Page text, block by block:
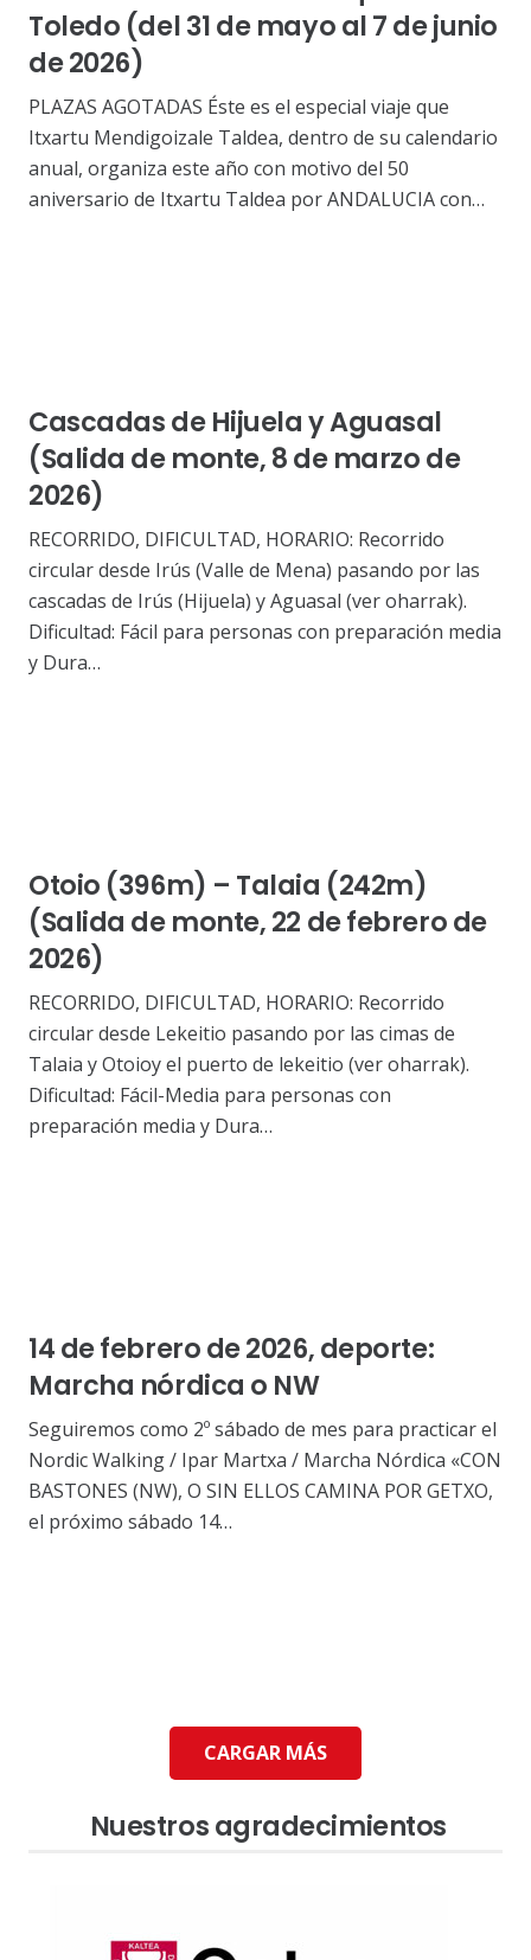
Toledo (del 31 de mayo al 7 de junio
de 2026)
PLAZAS AGOTADAS Éste es el especial viaje que
Itxartu Mendigoizale Taldea, dentro de su calendario
anual, organiza este año con motivo del 50
aniversario de Itxartu Taldea por ANDALUCIA con…
Cascadas de Hijuela y Aguasal
(Salida de monte, 8 de marzo de
2026)
RECORRIDO, DIFICULTAD, HORARIO: Recorrido
circular desde Irús (Valle de Mena) pasando por las
cascadas de Irús (Hijuela) y Aguasal (ver oharrak).
Dificultad: Fácil para personas con preparación media
y Dura…
Otoio (396m) – Talaia (242m)
(Salida de monte, 22 de febrero de
2026)
RECORRIDO, DIFICULTAD, HORARIO: Recorrido
circular desde Lekeitio pasando por las cimas de
Talaia y Otoioy el puerto de lekeitio (ver oharrak).
Dificultad: Fácil-Media para personas con
preparación media y Dura…
14 de febrero de 2026, deporte:
Marcha nórdica o NW
Seguiremos como 2º sábado de mes para practicar el
Nordic Walking / Ipar Martxa / Marcha Nórdica «CON
BASTONES (NW), O SIN ELLOS CAMINA POR GETXO,
el próximo sábado 14…
CARGAR MÁS
Nuestros agradecimientos